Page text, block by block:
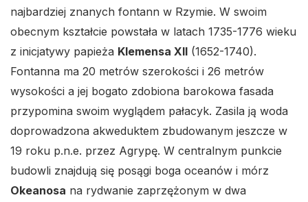
najbardziej znanych fontann w Rzymie. W swoim
obecnym kształcie powstała w latach 1735-1776 wieku
z inicjatywy papieża Klemensa XII (1652-1740).
Fontanna ma 20 metrów szerokości i 26 metrów
wysokości a jej bogato zdobiona barokowa fasada
przypomina swoim wyglądem pałacyk. Zasila ją woda
doprowadzona akweduktem zbudowanym jeszcze w
19 roku p.n.e. przez Agrypę. W centralnym punkcie
budowli znajdują się posągi boga oceanów i mórz
Okeanosa na rydwanie zaprzężonym w dwa